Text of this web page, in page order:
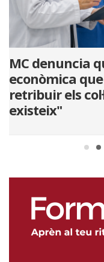
MC denuncia
econòmica que
retribuir els
existeix"